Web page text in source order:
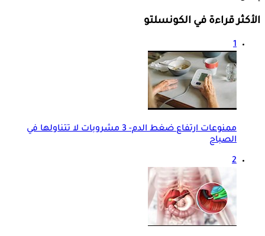
الأكثر قراءة في الكونسلتو
1
ممنوعات ارتفاع ضغط الدم- 3 مشروبات لا تتناولها في
الصباح
2